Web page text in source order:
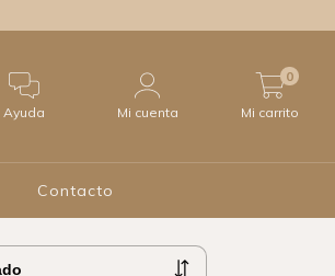
Ayuda Mi cuenta Mi carrito
0
Contacto